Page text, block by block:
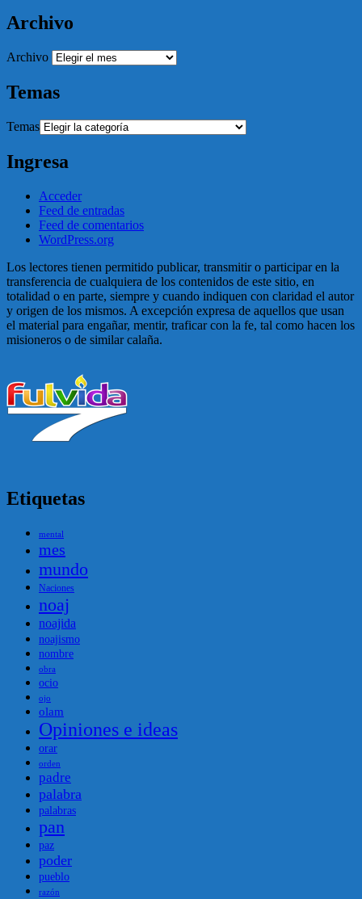
Archivo
Archivo
Temas
Temas
Ingresa
Acceder
Feed de entradas
Feed de comentarios
WordPress.org
Los lectores tienen permitido publicar, transmitir o participar en la
transferencia de cualquiera de los contenidos de este sitio, en
totalidad o en parte, siempre y cuando indiquen con claridad el autor
y origen de los mismos. A excepción expresa de aquellos que usan
el material para engañar, mentir, traficar con la fe, tal como hacen los
misioneros o de similar calaña.
Etiquetas
mental
mes
mundo
Naciones
noaj
noajida
noajismo
nombre
obra
ocio
ojo
olam
Opiniones e ideas
orar
orden
padre
palabra
palabras
pan
paz
poder
pueblo
razón